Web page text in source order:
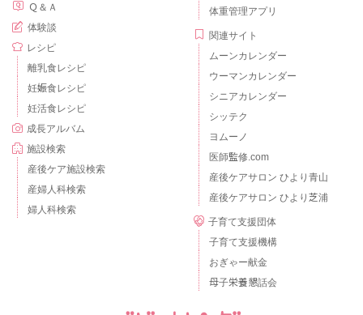
Ｑ＆Ａ
体験談
レシピ
離乳食レシピ
妊娠食レシピ
妊活食レシピ
成長アルバム
施設検索
産後ケア施設検索
産婦人科検索
婦人科検索
体重管理アプリ
関連サイト
ムーンカレンダー
ウーマンカレンダー
シニアカレンダー
シッテク
ヨムーノ
医師監修.com
産後ケアサロン ひより青山
産後ケアサロン ひより芝浦
子育て支援団体
子育て支援機構
おぎゃー献金
母子栄養懇話会